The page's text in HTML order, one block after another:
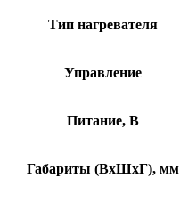
Тип нагревателя
Управление
Питание, В
Габариты (ВхШхГ), мм